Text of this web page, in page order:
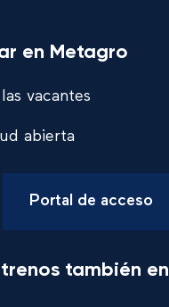
en Metagro
vacantes
abierta
Portal de acceso
también en